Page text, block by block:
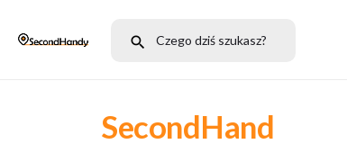
SecondHand